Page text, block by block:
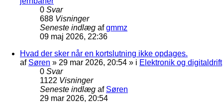
0 Svar
688 Visninger
Seneste indlæg afgmmz
09 maj 2026, 22:36
Hvad der sker når en kortslutning ikke opdages.
af Søren » 29 mar 2026, 20:54 » i Elektronik og digitaldrift
0 Svar
1122 Visninger
Seneste indlæg af Søren
29 mar 2026, 20:54